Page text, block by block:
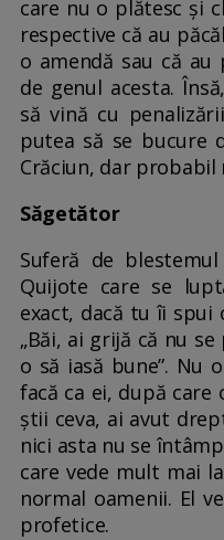
care nu o plătesc și
respective că au
o amendă sau că
de genul acesta.
să vină cu
putea să se bucure
Crăciun, dar
Săgetător
Suferă de
Quijote care se
exact, dacă tu îi spui
„Băi, ai grijă că nu
o să iasă bune”. Nu
facă ca ei, după care
știi ceva, ai avut
nici asta nu se
care vede mult mai
normal oamenii. El
profetice.